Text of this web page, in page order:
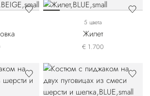
5 цвета
Жилет
€ 1.700